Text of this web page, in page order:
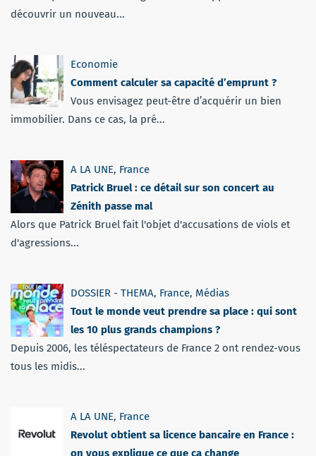
découvrir un nouveau...
Economie
Comment calculer sa capacité d’emprunt ?
Vous envisagez peut-être d’acquérir un bien
immobilier. Dans ce cas, la pré...
A LA UNE, France
Patrick Bruel : ce détail sur son concert au
Zénith passe mal
Alors que Patrick Bruel fait l'objet d'accusations de viols et
d'agressions...
DOSSIER - THEMA, France, Médias
Tout le monde veut prendre sa place : qui sont
les 10 plus grands champions ?
Depuis 2006, les téléspectateurs de France 2 ont rendez-vous
tous les midis...
A LA UNE, France
Revolut obtient sa licence bancaire en France :
on vous explique ce que ça change